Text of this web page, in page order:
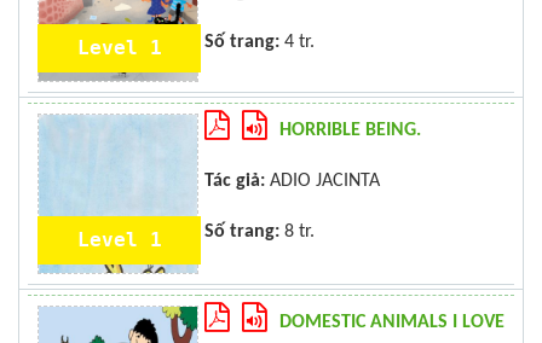
Level 1 Số trang: 4 tr.
Level 1
HORRIBLE BEING.
Tác giả: ADIO JACINTA
Số trang: 8 tr.
DOMESTIC ANIMALS I LOVE